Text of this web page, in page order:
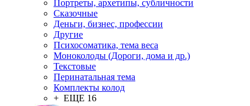
Портреты, архетипы, субличности
Сказочные
Деньги, бизнес, профессии
Другие
Психосоматика, тема веса
Моноколоды (Дороги, дома и др.)
Текстовые
Перинатальная тема
Комплекты колод
+ ЕЩЕ 16